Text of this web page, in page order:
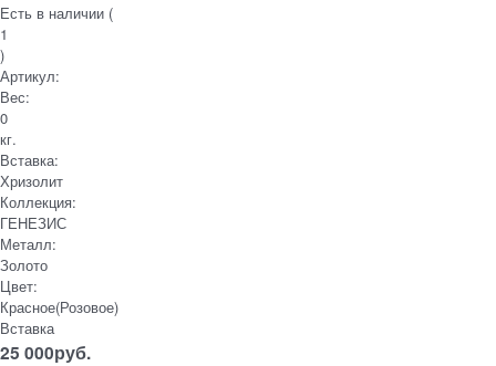
Есть в наличии (
1
)
Артикул:
Вес:
0
кг.
Вставка:
Хризолит
Коллекция:
ГЕНЕЗИС
Металл:
Золото
Цвет:
Красное(Розовое)
Вставка
25 000руб.